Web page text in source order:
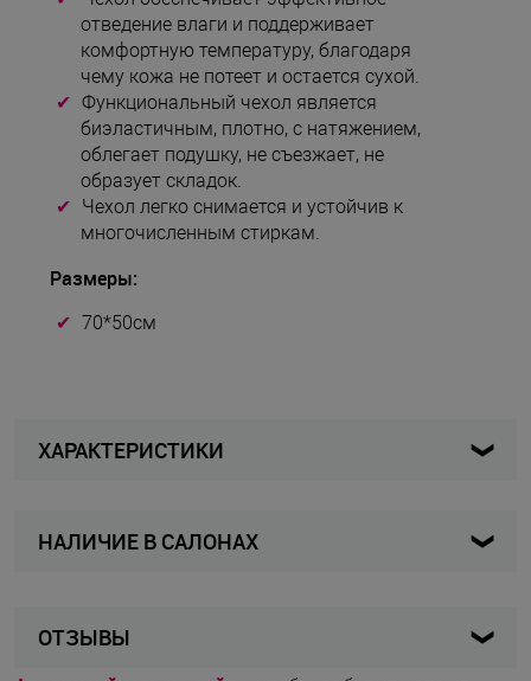
отведение влаги и поддерживает
комфортную температуру, благодаря
чему кожа не потеет и остается сухой.
Функциональный чехол является
биэластичным, плотно, с натяжением,
облегает подушку, не съезжает, не
образует складок.
Чехол легко снимается и устойчив к
многочисленным стиркам.
Размеры:
70*50см
ХАРАКТЕРИСТИКИ
Артикул TF-140302-N
НАЛИЧИЕ В САЛОНАХ
ОТЗЫВЫ